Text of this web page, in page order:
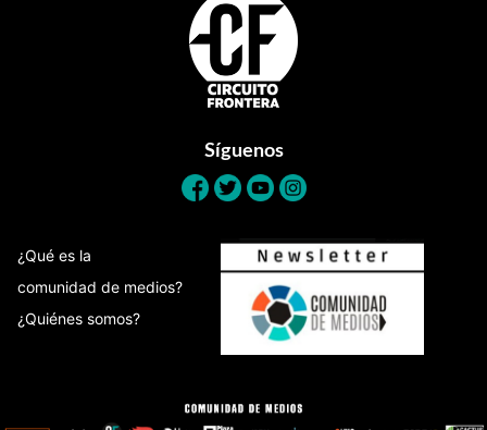
Síguenos
¿Qué es la
comunidad de medios?
¿Quiénes somos?